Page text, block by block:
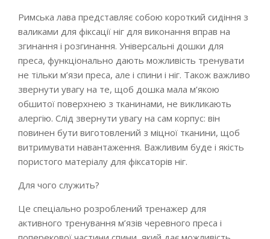
Римська лава представляє собою короткий сидіння з
валиками для фіксації ніг для виконання вправ на
згинання і розгинання. Універсальні дошки для
преса, функціонально дають можливість тренувати
не тільки м’язи преса, але і спини і ніг. Також важливо
звернути увагу на те, щоб дошка мала м’якою
обшитої поверхнею з тканинами, не викликають
алергію. Слід звернути увагу на сам корпус: він
повинен бути виготовлений з міцної тканини, щоб
витримувати навантаження. Важливим буде і якість
пористого матеріалу для фіксаторів ніг.
Для чого служить?
Це спеціально розроблений тренажер для
активного тренування м’язів черевного преса і